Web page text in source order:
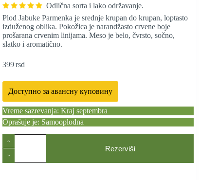
Odlična sorta i lako održavanje.
Plod Jabuke Parmenka je srednje krupan do krupan, loptasto
izduženog oblika. Pokožica je narandžasto crvene boje
prošarana crvenim linijama. Meso je belo, čvrsto, sočno,
slatko i aromatično.
399rsd
Доступно за авансну куповину
Vreme sazrevanja: Kraj septembra
Oprašuje je: Samooplodna
Stare
Sadnica
Jabuke
Rezerviši